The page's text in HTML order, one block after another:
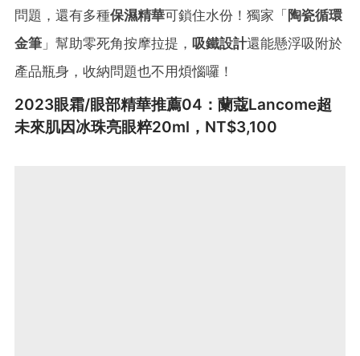
問題，還有多種保濕精華可鎖住水份！獨家「陶瓷循環
金筆 」幫助零死角按摩拉提， 吸鐵設計還能懸浮吸附於
產品瓶身，收納問題也不用煩惱囉！
2023眼霜/眼部精華推薦04：蘭蔻Lancome超
未來肌因冰珠亮眼粹20ml，NT$3,100